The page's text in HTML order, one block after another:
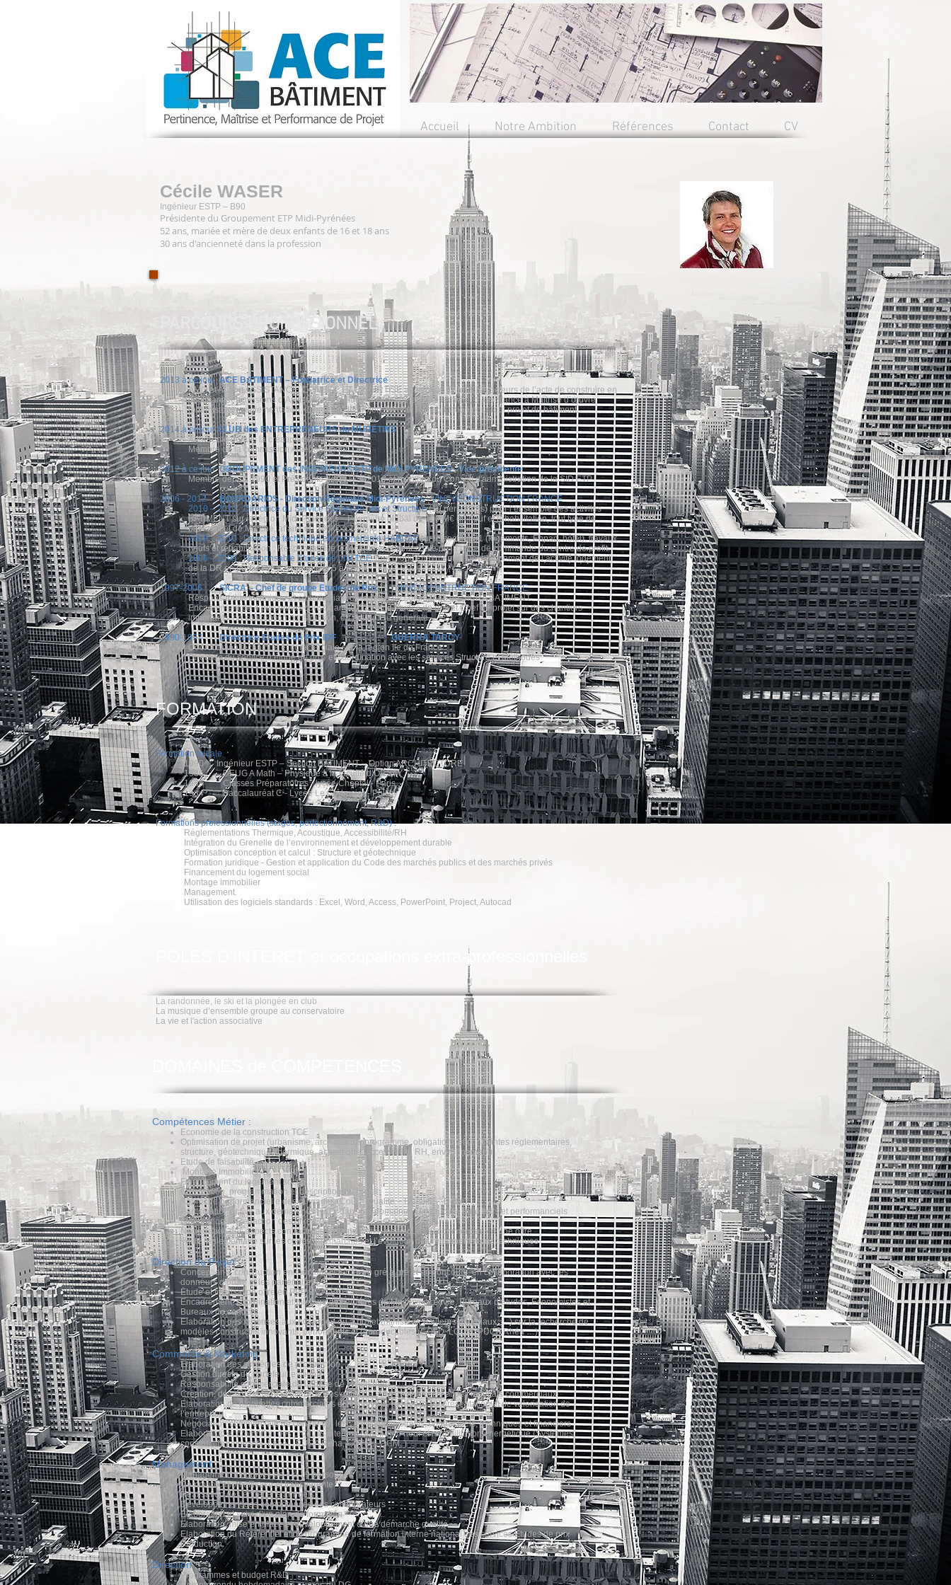
Accueil Notre Ambition Références Contact CV
Cécile WASER
Ingénieur ESTP – B90
Présidente du Groupement ETP Midi-Pyrénées
52 ans, mariée et mère de deux enfants de 16 et 18 ans
30 ans d'ancienneté dans la profession
PARCOURS PROFESSIONNEL
2013 à ce jourACE BATIMENT – Fondatrice et Directrice
AMO et Apport ASSISTANCE, CONSEIL ET EXPERTISE au service de tous les acteurs de l’acte de construire en
déclinant des missions d’Assistance à Maîtrise d’Ouvrage et à Collectivité, d’assistance à Maîtrise d’œuvre
(optimisation, réglementation, économie de projet). Neuf et Réhabilitation pour tout projet de bâtiment.
2014 à ce jourCLUB des ENTREPRENEURS du MURETINS
Adhérente depuis la création de la société.
Membre de la commission Aménagement
2012 à ce jourGROUPEMENT des INGENIEURS ETP de MIDI PYRENEES - Vice-présidente
Membre depuis 1990 et Présidente de 2012 à 2016 et membre du Conseil d'administration de la SID ETP.
2006 - 2012BOURDARIOS - Direction Régionale Midi-Pyrénées -VINCI CONSTRUCTION FRANCE
2010 – 2012 : Directrice du Service Etudes de prix et Structure(19 personnes) pour l’ensemble des activités
BATIMENT sur la région Midi-Pyrénées – Périmètre global de 100 M€ en neuf et réhabilitation, tout type de
bâtiment et de Marché, affaire de 100k€ à 100M€
2009 – 2010 : Directrice technique et commerciale HABITATsur le secteur 31 (logements, Ehpad, hôtel), travaux
neufs et réhabilitation ; Responsabilité technique et commerciale de la prise de commande du centre de profit.
2006 – 2009 : Responsable Etudes de prix TCETout produit bâtiment et Développement de l’activité logement
de la DR en portant de CA annuel de 5 à 35M€
1997-2006SICRA - Chef de groupe Etudes de PrixVINCI CONSTRUCTION FRANCE
Responsabilité technique et commerciale de la prise de commande de SICRA BATIMENT.
Encadrement de 4 personnes constituant le bureau d’études de prix et Chef de projet sur des chantiers
importants en conception construction, en entreprise générale
1990-1997Directrice Etudes de Prix IDF GUERRA TARCY
Coordination technique et commerciale sur la région Ile de France
Direction du service d’étude de prix et coordination avec les services Structure et Méthodes
FORMATION
Formation Initiale
1990 Ingénieur ESTP – Section BATIMENT – Option ARCHITECTURE
1986 DEUG A Math – Physique à la faculté d’ORSAY
1985 Classes Préparatoires - lycée Chaptal - Paris
1984 Baccalauréat C - Lycée Le Corbusier - Poissy
Formations professionnelles (stages, perfectionnement, R&D) :
Réglementations Thermique, Acoustique, Accessibilité/RH
Intégration du Grenelle de l’environnement et développement durable
Optimisation conception et calcul : Structure et géotechnique
Formation juridique - Gestion et application du Code des marchés publics et des marchés privés
Financement du logement social
Montage immobilier
Management.
Utilisation des logiciels standards : Excel, Word, Access, PowerPoint, Project, Autocad
POLES D’INTERET et occupations extra-professionnelles
La randonnée, le ski et la plongée en club
La musique d’ensemble groupe au conservatoire
La vie et l'action associative
Compétences Métier :
Economie de la construction TCE
Optimisation de projet (urbanisme, architecture, programme, obligations et contraintes réglementaires,
structure, géotechnique, thermique, acoustique, accessibilité RH, environnement)
Etude de faisabilité
Montage Immobilier
Financement du logement social
Conception, programmation et description de projet
Approche performancielle des ouvrages (Coût – Qualité – Fiabilité – Délai)
Participation active aux démarches R&D dans les domaines constructifs, qualitatifs et performanciels
Elaboration et Rédaction des offres TCE
Négociation des aspects contractuels, administratifs, techniques et commerciaux d’une offre
Veille réglementaire sur les codes des marchés et l’évolution des réglementations techniques
Direction de Projet :
Conception – construction en montage interne, en gré à gré et en concours, en collaboration avec les
donneurs d’ordre et les partenaires
Etude et finalisation offre en PPP, BEA, BEH
Encadrement, coordination et pilotage des équipes de Maîtrise d’œuvre, Bureaux d’études, Economistes et
Bureaux de contrôle
Elaboration des réponses aux AO à idée ou à projet (ministère, bailleurs nationaux, …) sur la recherche de
modèles constructifs innovants, performants et reproductibles (CQFD, LQCM, PUCA Rhéa …)
Commerce & Marketing
Elaboration des stratégies de prospection
Gestion directe du portefeuille clients
Responsabilité commerciale de la prise de commande
Création, développement et diffusion des outils de suivi des objectifs et des résultats commerciaux
Elaboration de plaquettes commerciales et documents généraux de présentation et de valorisation de
l’entreprise
Négociation commerciale de contrat sur les volets administratifs, contractuels, techniques et financiers
Elaboration et promotion des produits internes Groupe en neuf et réhabilitation énergétique (Systèmes
constructifs innovants, Label , PUCA Réha, CQFD, LQCM..)
Management
Management d’équipes de 4 à 19 personnes
Communication efficace et transparente
Réalisation des entretiens annuels
Développement des compétences des collaborateurs
Elaboration et suivi d’un plan de formation
Elaboration, mise en place et développement d’une démarche qualité
Elaboration du Référentiel et du programme de formation interne national des services Etudes de prix
Production
Direction
Programmes et budget R&D